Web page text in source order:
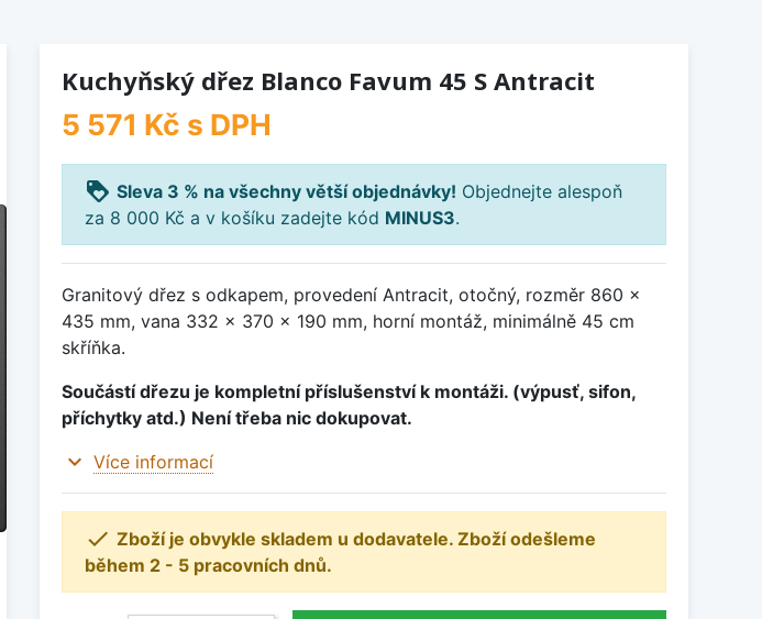
Kuchyňský dřez Blanco Favum 45 S Antracit
5 571 Kč s DPH
loyalty Sleva 3 % na všechny větší objednávky! Objednejte alespoň
za 8 000 Kč a v košíku zadejte kód MINUS3.
Granitový dřez s odkapem, provedení Antracit, otočný, rozměr 860 x
435 mm, vana 332 x 370 x 190 mm, horní montáž, minimálně 45 cm
skříňka.
Součástí dřezu je kompletní příslušenství k montáži. (výpusť, sifon,
příchytky atd.) Není třeba nic dokupovat.
expand_more Více informací
 Zboží je obvykle skladem u dodavatele. Zboží odešleme
během 2 - 5 pracovních dnů.